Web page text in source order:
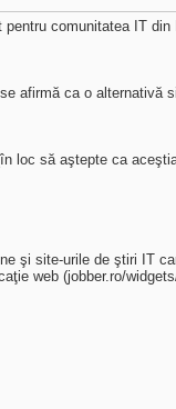
comunitatea IT din
afirmă ca o alternativă
loc să aştepte ca
şi site-urile de ştiri IT
web (jobber.ro/